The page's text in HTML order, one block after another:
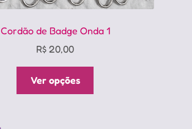
Cordão de Badge Onda 1
R$ 20,00
Ver opções